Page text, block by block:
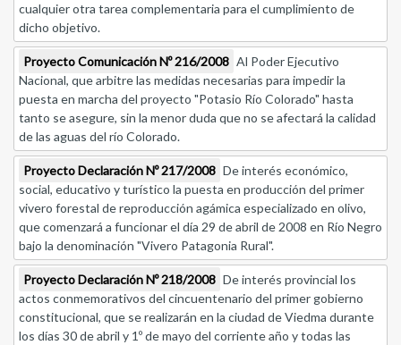
cualquier otra tarea complementaria para el cumplimiento de
dicho objetivo.
Proyecto Comunicación Nº 216/2008 Al Poder Ejecutivo
Nacional, que arbitre las medidas necesarias para impedir la
puesta en marcha del proyecto "Potasio Río Colorado" hasta
tanto se asegure, sin la menor duda que no se afectará la calidad
de las aguas del río Colorado.
Proyecto Declaración Nº 217/2008 De interés económico,
social, educativo y turístico la puesta en producción del primer
vivero forestal de reproducción agámica especializado en olivo,
que comenzará a funcionar el día 29 de abril de 2008 en Río Negro
bajo la denominación "Vivero Patagonia Rural".
Proyecto Declaración Nº 218/2008 De interés provincial los
actos conmemorativos del cincuentenario del primer gobierno
constitucional, que se realizarán en la ciudad de Viedma durante
los días 30 de abril y 1º de mayo del corriente año y todas las